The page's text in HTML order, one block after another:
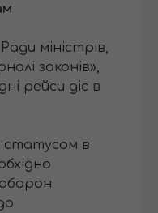
міністрів,
законів»,
рейси діє в
статусом в